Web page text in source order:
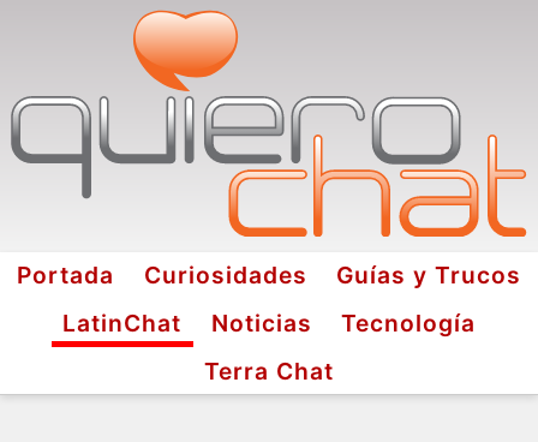
Portada Curiosidades
Guías y Trucos
LatinChat
Noticias
Tecnología
Terra Chat